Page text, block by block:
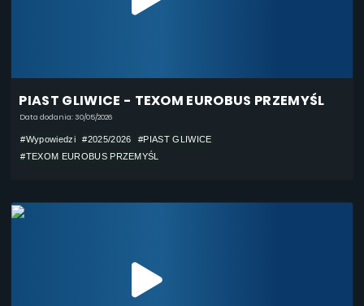
PIAST GLIWICE - TEXOM EUROBUS PRZEMYŚL
Data dodania: 30/05/2026
#Wypowiedzi #2025/2026
#PIAST GLIWICE
#TEXOM EUROBUS PRZEMYŚL